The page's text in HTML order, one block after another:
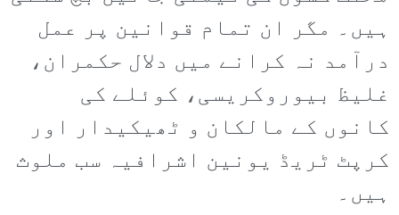
ہیں۔ مگر ان تمام قوانین پر عمل
درآمد نہ کرانے میں دلال حکمران،
غلیظ بیوروکریسی، کوئلے کی
کانوں کے مالکان و ٹھیکیدار اور
کرپٹ ٹریڈ یونین اشرافیہ سب ملوث
ہیں۔